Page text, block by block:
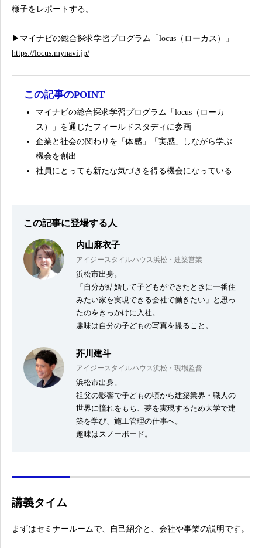
様子をレポートする。
▶マイナビの総合探求学習プログラム「locus（ローカス）」
https://locus.mynavi.jp/
この記事のPOINT
マイナビの総合探求学習プログラム「locus（ローカ
ス）」を通じたフィールドスタディに参画
企業と社会の関わりを「体感」「実感」しながら学ぶ
機会を創出
社員にとっても新たな気づきを得る機会になっている
この記事に登場する人
内山麻衣子
アイジースタイルハウス浜松・建築営業
浜松市出身。
「自分が結婚して子どもができたときに一番住
みたい家を実現できる会社で働きたい」と思っ
たのをきっかけに入社。
趣味は自分の子どもの写真を撮ること。
芥川建斗
アイジースタイルハウス浜松・現場監督
浜松市出身。
祖父の影響で子どもの頃から建築業界・職人の
世界に憧れをもち、夢を実現するため大学で建
築を学び、施工管理の仕事へ。
趣味はスノーボード。
講義タイム
まずはセミナールームで、自己紹介と、会社や事業の説明です。